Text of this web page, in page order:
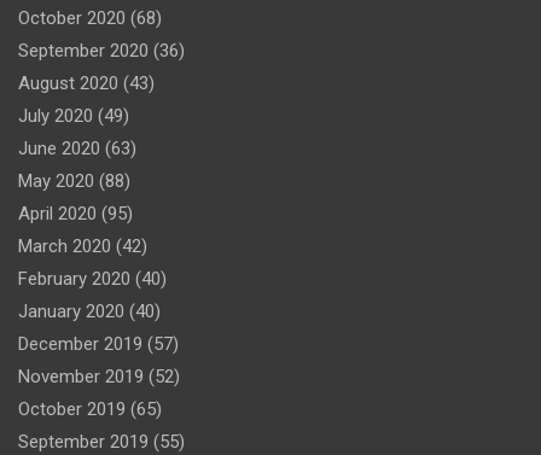
October 2020 (68)
September 2020 (36)
August 2020 (43)
July 2020 (49)
June 2020 (63)
May 2020 (88)
April 2020 (95)
March 2020 (42)
February 2020 (40)
January 2020 (40)
December 2019 (57)
November 2019 (52)
October 2019 (65)
September 2019 (55)